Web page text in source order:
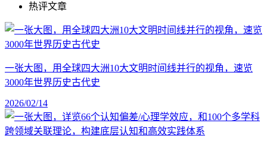
热评文章
一张大图，用全球四大洲10大文明时间线并行的视角，速览
3000年世界历史古代史
2026/02/14